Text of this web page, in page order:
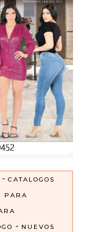
- CATALOGOS
PARA
- NUEVOS